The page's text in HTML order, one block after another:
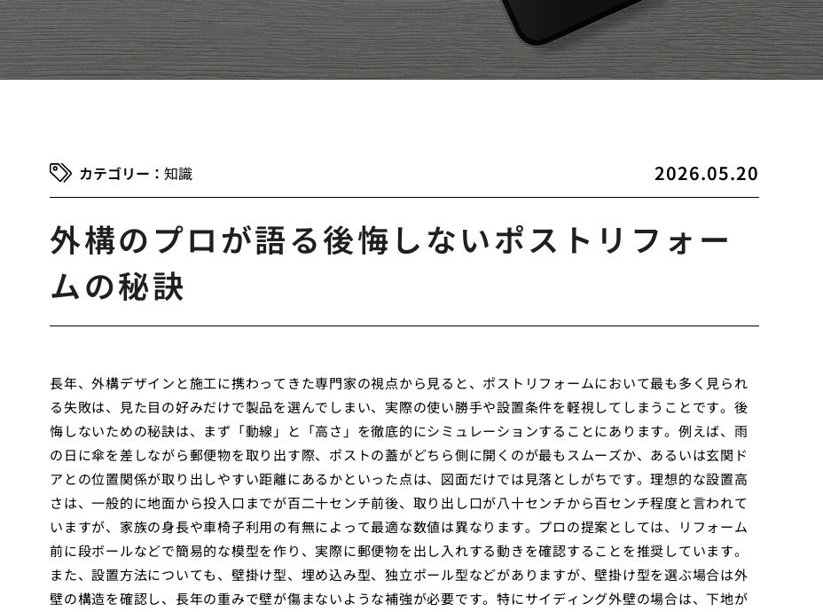
2026.05.20
知識
外構のプロが語る後悔しないポストリフォー
ムの秘訣
長年、外構デザインと施工に携わってきた専門家の視点から見ると、ポストリフォームにおいて最も多く見られ
る失敗は、見た目の好みだけで製品を選んでしまい、実際の使い勝手や設置条件を軽視してしまうことです。後
悔しないための秘訣は、まず「動線」と「高さ」を徹底的にシミュレーションすることにあります。例えば、雨
の日に傘を差しながら郵便物を取り出す際、ポストの蓋がどちら側に開くのが最もスムーズか、あるいは玄関ド
アとの位置関係が取り出しやすい距離にあるかといった点は、図面だけでは見落としがちです。理想的な設置高
さは、一般的に地面から投入口までが百二十センチ前後、取り出し口が八十センチから百センチ程度と言われて
いますが、家族の身長や車椅子利用の有無によって最適な数値は異なります。プロの提案としては、リフォーム
前に段ボールなどで簡易的な模型を作り、実際に郵便物を出し入れする動きを確認することを推奨しています。
また、設置方法についても、壁掛け型、埋め込み型、独立ポール型などがありますが、壁掛け型を選ぶ場合は外
壁の構造を確認し、長年の重みで壁が傷まないような補強が必要です。特にサイディング外壁の場合は、下地が